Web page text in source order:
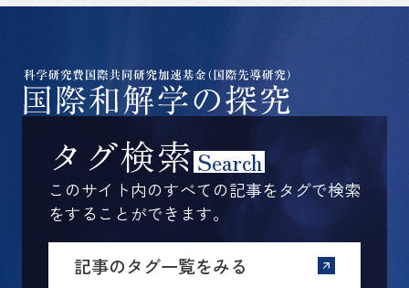
タグ検索Search
このサイト内のすべての記事をタグで検索
をすることができます。
記事のタグ一覧をみる